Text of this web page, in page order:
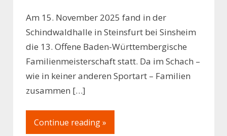
Am 15. November 2025 fand in der
Schindwaldhalle in Steinsfurt bei Sinsheim
die 13. Offene Baden-Württembergische
Familienmeisterschaft statt. Da im Schach –
wie in keiner anderen Sportart – Familien
zusammen […]
Continue reading »